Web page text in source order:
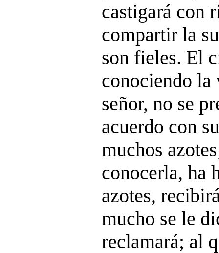
castigará con
compartir la
son fieles. El
conociendo la
señor, no se
acuerdo con
muchos
conocerla, ha
azotes,
mucho se le
reclamará; al